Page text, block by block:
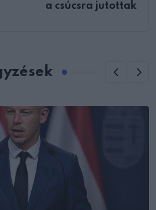
a csúcsra jutottak